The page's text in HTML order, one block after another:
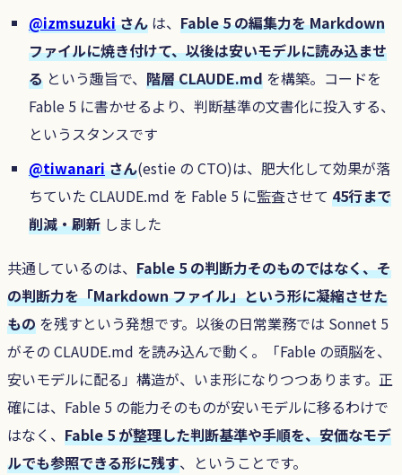
@izmsuzukiさん は、 Fable 5 の編集力を Markdown
ファイルに焼き付けて、以後は安いモデルに読み込ませ
る という趣旨で、 階層 CLAUDE.md を構築。コードを
Fable 5 に書かせるより、判断基準の文書化に投入する、
というスタンスです
@tiwanariさん(estie の CTO)は、肥大化して効果が落
ちていた CLAUDE.md を Fable 5 に監査させて 45行まで
削減・刷新 しました
共通しているのは、 Fable 5 の判断力そのものではなく、そ
の判断力を「Markdown ファイル」という形に凝縮させた
もの を残すという発想です。以後の日常業務では Sonnet 5
がその CLAUDE.md を読み込んで動く。「Fable の頭脳を、
安いモデルに配る」構造が、いま形になりつつあります。正
確には、Fable 5 の能力そのものが安いモデルに移るわけで
はなく、 Fable 5 が整理した判断基準や手順を、安価なモデ
ルでも参照できる形に残す、ということです。